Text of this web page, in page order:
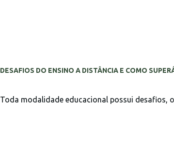
DESAFIOS DO ENSINO A DISTÂNCIA E COMO
Toda modalidade educacional possui desafios,